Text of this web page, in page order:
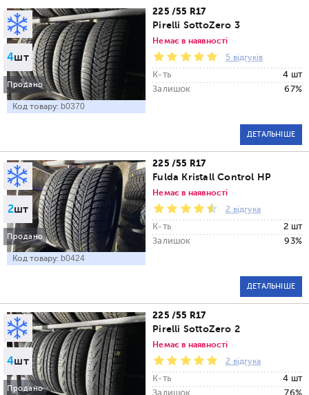
4шт
Продано
Код товару: b0370
225 /55 R17
Pirelli SottoZero 3
Немає в наявності
5 відгуків
К-ть
4 шт
Залишок
67%
ДЕТАЛЬНІШЕ
2шт
Продано
Код товару: b0424
225 /55 R17
Fulda Kristall Control HP
Немає в наявності
2 відгука
К-ть
2 шт
Залишок
93%
ДЕТАЛЬНІШЕ
4шт
Продано
225 /55 R17
Pirelli SottoZero 2
Немає в наявності
2 відгука
К-ть
4 шт
Залишок
76%